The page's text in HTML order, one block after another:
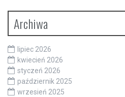
Archiwa
lipiec 2026
kwiecień 2026
styczeń 2026
październik 2025
wrzesień 2025